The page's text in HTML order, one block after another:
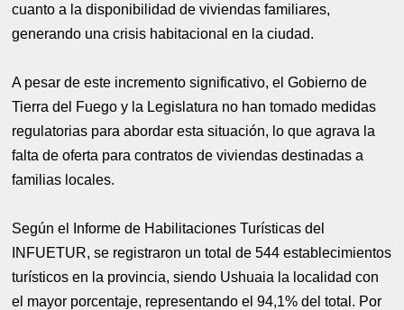
cuanto a la disponibilidad de viviendas familiares,
generando una crisis habitacional en la ciudad.
A pesar de este incremento significativo, el Gobierno de
Tierra del Fuego y la Legislatura no han tomado medidas
regulatorias para abordar esta situación, lo que agrava la
falta de oferta para contratos de viviendas destinadas a
familias locales.
Según el Informe de Habilitaciones Turísticas del
INFUETUR, se registraron un total de 544 establecimientos
turísticos en la provincia, siendo Ushuaia la localidad con
el mayor porcentaje, representando el 94,1% del total. Por